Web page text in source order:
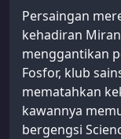
Persaingan
kehadiran
menggantikan
Fosfor, klub
mematahkan
kawannya
bergengsi